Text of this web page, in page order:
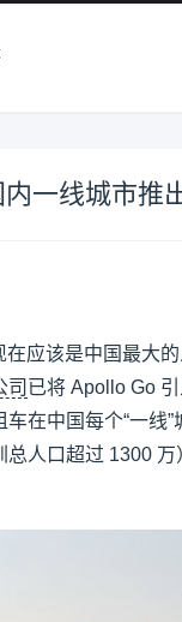
一线城市推
在应该是中国最大
司 已将 Apollo Go
在中国每个“一线
人口超过 1300